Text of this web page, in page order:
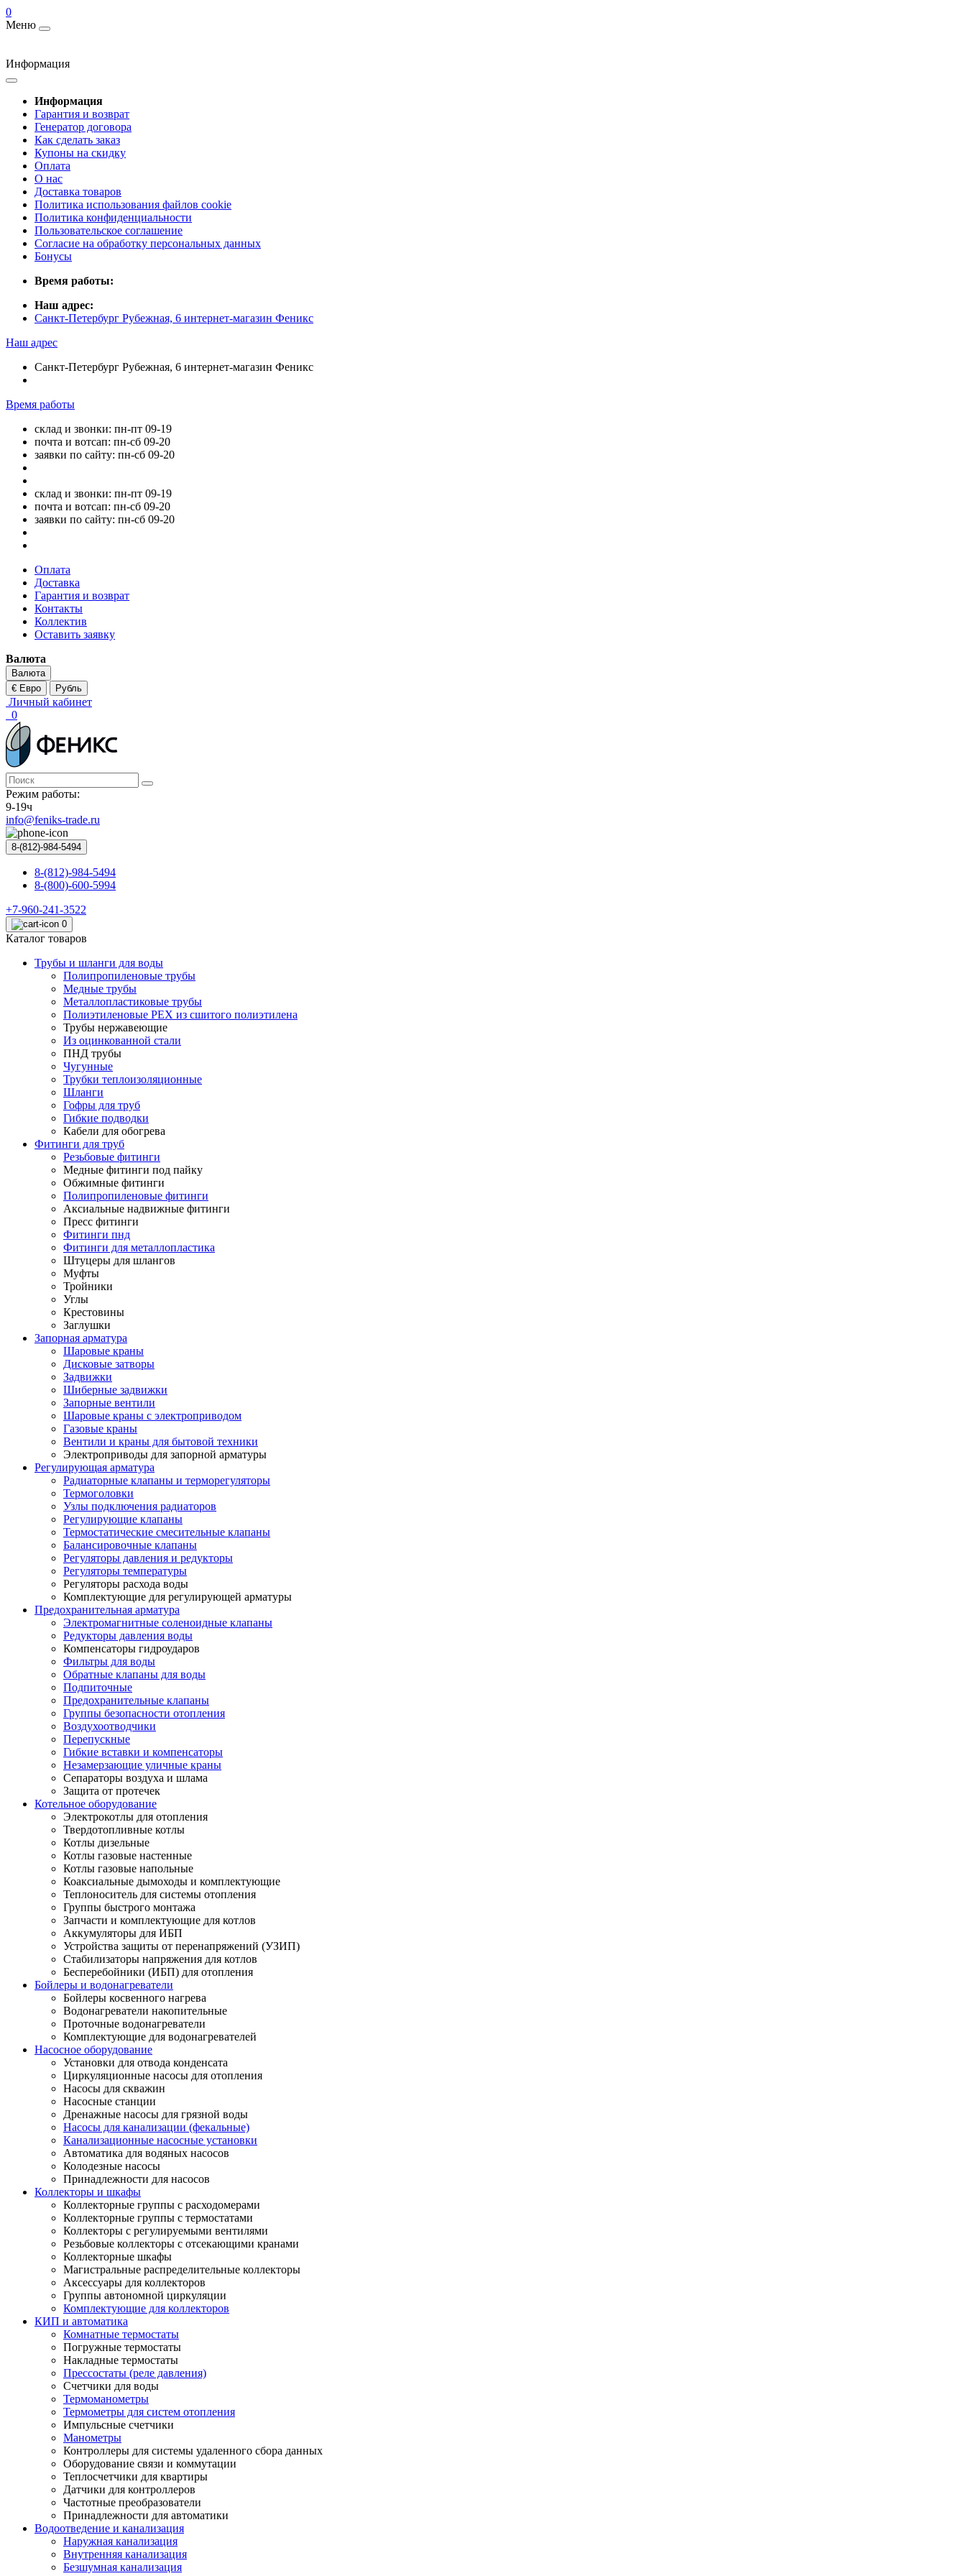
0
Меню
Информация
Информация
Гарантия и возврат
Генератор договора
Как сделать заказ
Купоны на скидку
Оплата
О нас
Доставка товаров
Политика использования файлов cookie
Политика конфиденциальности
Пользовательское соглашение
Согласие на обработку персональных данных
Бонусы
Время работы:
Наш адрес:
Санкт-Петербург Рубежная, 6 интернет-магазин Феникс
Наш адрес
Санкт-Петербург Рубежная, 6 интернет-магазин Феникс
Время работы
склад и звонки: пн-пт 09-19
почта и вотсап: пн-сб 09-20
заявки по сайту: пн-сб 09-20
склад и звонки: пн-пт 09-19
почта и вотсап: пн-сб 09-20
заявки по сайту: пн-сб 09-20
Оплата
Доставка
Гарантия и возврат
Контакты
Коллектив
Оставить заявку
Валюта
Валюта
€ Евро
Рубль
Личный кабинет
0
Режим работы:
9-19ч
info@feniks-trade.ru
8-(812)-984-5494
8-(812)-984-5494
8-(800)-600-5994
+7-960-241-3522
0
Каталог товаров
Трубы и шланги для воды
Полипропиленовые трубы
Медные трубы
Металлопластиковые трубы
Полиэтиленовые PEX из сшитого полиэтилена
Трубы нержавеющие
Из оцинкованной стали
ПНД трубы
Чугунные
Трубки теплоизоляционные
Шланги
Гофры для труб
Гибкие подводки
Кабели для обогрева
Фитинги для труб
Резьбовые фитинги
Медные фитинги под пайку
Обжимные фитинги
Полипропиленовые фитинги
Аксиальные надвижные фитинги
Пресс фитинги
Фитинги пнд
Фитинги для металлопластика
Штуцеры для шлангов
Муфты
Тройники
Углы
Крестовины
Заглушки
Запорная арматура
Шаровые краны
Дисковые затворы
Задвижки
Шиберные задвижки
Запорные вентили
Шаровые краны с электроприводом
Газовые краны
Вентили и краны для бытовой техники
Электроприводы для запорной арматуры
Регулирующая арматура
Радиаторные клапаны и терморегуляторы
Термоголовки
Узлы подключения радиаторов
Регулирующие клапаны
Термостатические смесительные клапаны
Балансировочные клапаны
Регуляторы давления и редукторы
Регуляторы температуры
Регуляторы расхода воды
Комплектующие для регулирующей арматуры
Предохранительная арматура
Электромагнитные соленоидные клапаны
Редукторы давления воды
Компенсаторы гидроударов
Фильтры для воды
Обратные клапаны для воды
Подпиточные
Предохранительные клапаны
Группы безопасности отопления
Воздухоотводчики
Перепускные
Гибкие вставки и компенсаторы
Незамерзающие уличные краны
Сепараторы воздуха и шлама
Защита от протечек
Котельное оборудование
Электрокотлы для отопления
Твердотопливные котлы
Котлы дизельные
Котлы газовые настенные
Котлы газовые напольные
Коаксиальные дымоходы и комплектующие
Теплоноситель для системы отопления
Группы быстрого монтажа
Запчасти и комплектующие для котлов
Аккумуляторы для ИБП
Устройства защиты от перенапряжений (УЗИП)
Стабилизаторы напряжения для котлов
Бесперебойники (ИБП) для отопления
Бойлеры и водонагреватели
Бойлеры косвенного нагрева
Водонагреватели накопительные
Проточные водонагреватели
Комплектующие для водонагревателей
Насосное оборудование
Установки для отвода конденсата
Циркуляционные насосы для отопления
Насосы для скважин
Насосные станции
Дренажные насосы для грязной воды
Насосы для канализации (фекальные)
Канализационные насосные установки
Автоматика для водяных насосов
Колодезные насосы
Принадлежности для насосов
Коллекторы и шкафы
Коллекторные группы с расходомерами
Коллекторные группы с термостатами
Коллекторы с регулируемыми вентилями
Резьбовые коллекторы с отсекающими кранами
Коллекторные шкафы
Магистральные распределительные коллекторы
Аксессуары для коллекторов
Группы автономной циркуляции
Комплектующие для коллекторов
КИП и автоматика
Комнатные термостаты
Погружные термостаты
Накладные термостаты
Прессостаты (реле давления)
Счетчики для воды
Термоманометры
Термометры для систем отопления
Импульсные счетчики
Манометры
Контроллеры для системы удаленного сбора данных
Оборудование связи и коммутации
Теплосчетчики для квартиры
Датчики для контроллеров
Частотные преобразователи
Принадлежности для автоматики
Водоотведение и канализация
Наружная канализация
Внутренняя канализация
Безшумная канализация